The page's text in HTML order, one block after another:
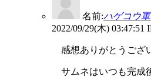
名前:ハゲコウ
2022/09/29(木) 03:47:51
感想ありがとうござ
サムネはいつも完成